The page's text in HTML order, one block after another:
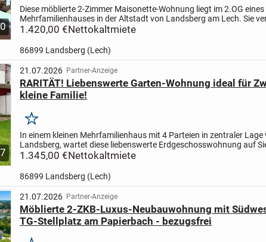
Diese möblierte 2-Zimmer Maisonette-Wohnung liegt im 2.OG eines
Mehrfamilienhauses in der Altstadt von Landsberg am Lech. Sie
insgesamt 55 qm im unteren Bereich über einen großen...
1.420,00 €Nettokaltmiete
86899 Landsberg (Lech)
7
21.07.2026 Partner-Anzeige
RARITÄT! Liebenswerte Garten-Wohnung ideal für
kleine Familie!
Merken
In einem kleinen Mehrfamilienhaus mit 4 Parteien in zentraler Lage
Landsberg, wartet diese liebenswerte Erdgeschosswohnung auf
1.345,00 €Nettokaltmiete
86899 Landsberg (Lech)
21.07.2026 Partner-Anzeige
Möblierte 2-ZKB-Luxus-Neubauwohnung mit
TG-Stellplatz am Papierbach - bezugsfrei